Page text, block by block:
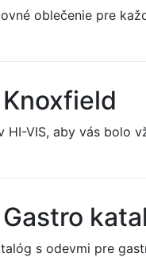
oblečenie pre
HI-VIS, aby vás bolo
s odevmi pre